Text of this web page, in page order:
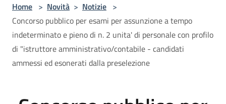
Home > Novità > Notizie >
Concorso pubblico per esami per assunzione a tempo
indeterminato e pieno di n. 2 unita' di personale con profilo
di "istruttore amministrativo/contabile - candidati
ammessi ed esonerati dalla preselezione